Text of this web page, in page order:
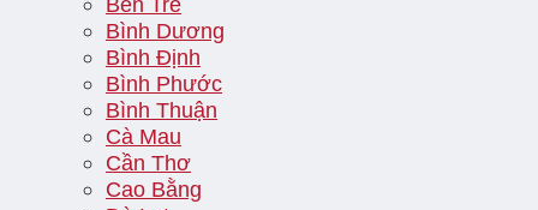
Bình Dương
Bình Định
Bình Phước
Bình Thuận
Cà Mau
Cần Thơ
Cao Bằng